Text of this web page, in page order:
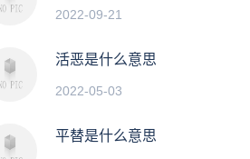
2022-09-21
活恶是什么意思
2022-05-03
平替是什么意思